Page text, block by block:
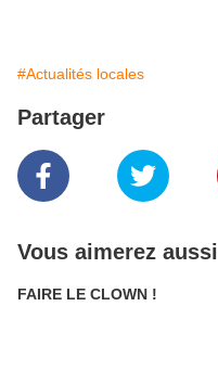
#Actualités locales
Partager
Vous aimerez aussi
FAIRE LE CLOWN !